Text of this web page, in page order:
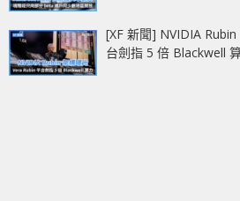
[XF 新聞] NVIDIA
台劍指 5 倍 Blackwell